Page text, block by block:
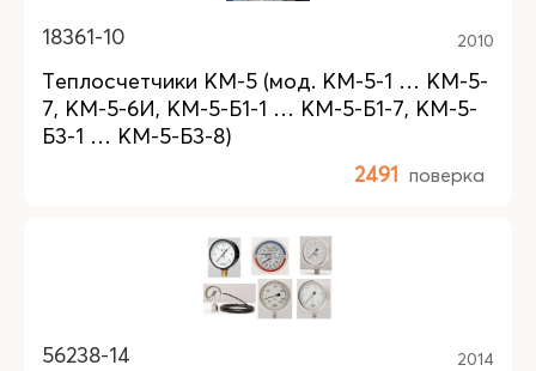
18361-10 2010
Теплосчетчики КМ-5 (мод. КМ-5-1 … КМ-5-
7, КМ-5-6И, КМ-5-Б1-1 … КМ-5-Б1-7, КМ-5-
Б3-1 … КМ-5-Б3-8)
2491 поверка
56238-14 2014